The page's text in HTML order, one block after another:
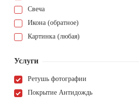
Свеча
Икона (обратное)
Картинка (любая)
Услуги
Ретушь фотографии
Покрытие Антидождь